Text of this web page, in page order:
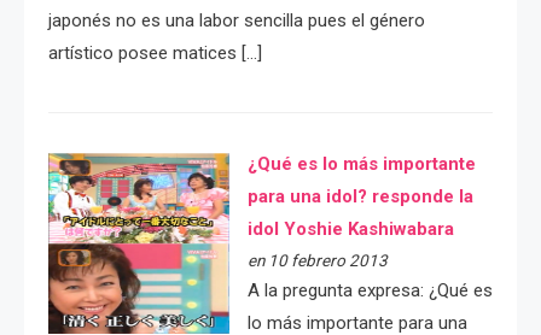
japonés no es una labor sencilla pues el género
artístico posee matices […]
¿Qué es lo más importante
para una idol? responde la
idol Yoshie Kashiwabara
en 10 febrero 2013
A la pregunta expresa: ¿Qué es
lo más importante para una